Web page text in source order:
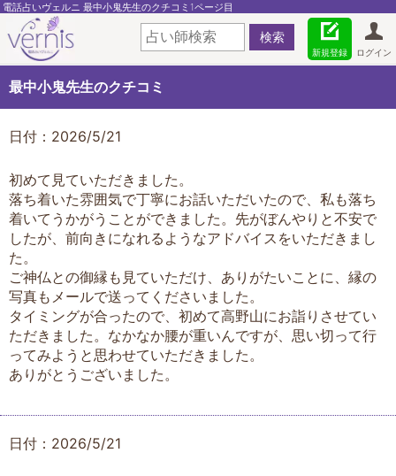
電話占いヴェルニ 最中小鬼先生のクチコミ1ページ目
ログイン
新規登録
最中小鬼先生のクチコミ
日付：2026/5/21
初めて見ていただきました。
落ち着いた雰囲気で丁寧にお話いただいたので、私も落ち
着いてうかがうことができました。先がぼんやりと不安で
したが、前向きになれるようなアドバイスをいただきまし
た。
ご神仏との御縁も見ていただけ、ありがたいことに、縁の
写真もメールで送ってくださいました。
タイミングが合ったので、初めて高野山にお詣りさせてい
ただきました。なかなか腰が重いんですが、思い切って行
ってみようと思わせていただきました。
ありがとうございました。
日付：2026/5/21